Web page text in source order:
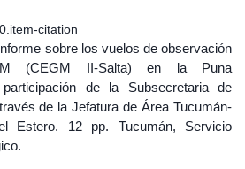
citation
sobre los vuelos de observación
(CEGM II-Salta) en la Puna
de la Subsecretaria de
de la Jefatura de Área Tucumán-
Estero. 12 pp. Tucumán, Servicio